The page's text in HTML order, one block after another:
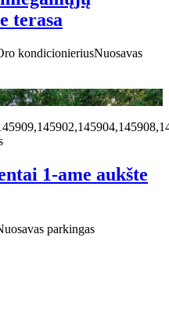
terasa
kondicionieriusNuosavas
1-ame aukšte
parkingas